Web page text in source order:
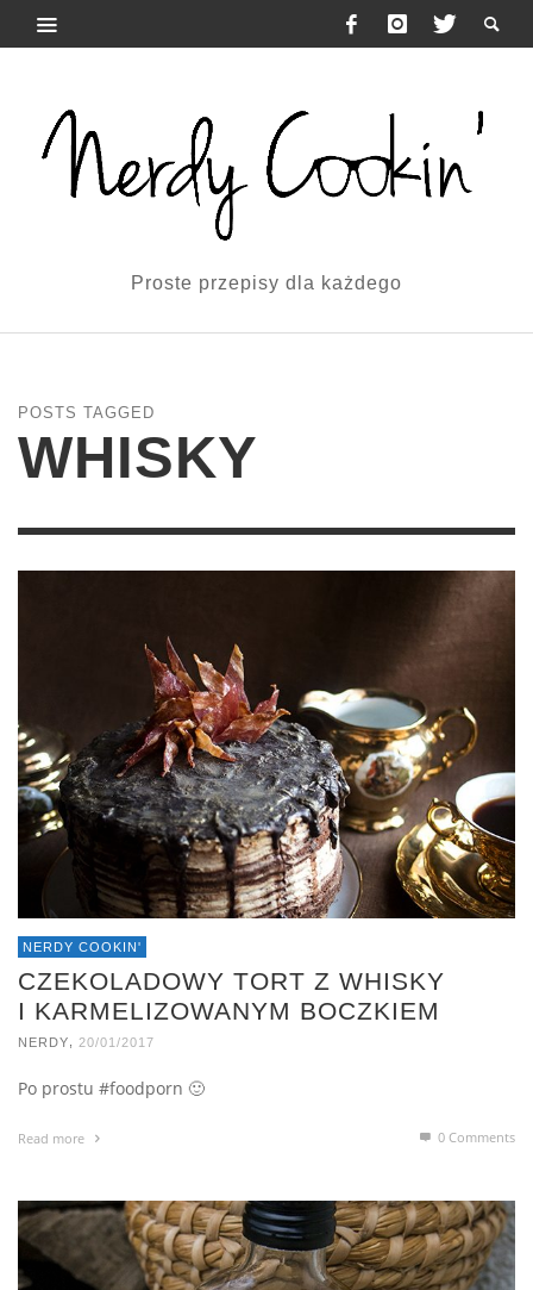
Proste przepisy dla każdego
POSTS TAGGED
WHISKY
NERDY COOKIN'
CZEKOLADOWY TORT Z WHISKY
I KARMELIZOWANYM BOCZKIEM
NERDY 20/01/2017
Po prostu #foodporn 🙂
Read more 0 Comments